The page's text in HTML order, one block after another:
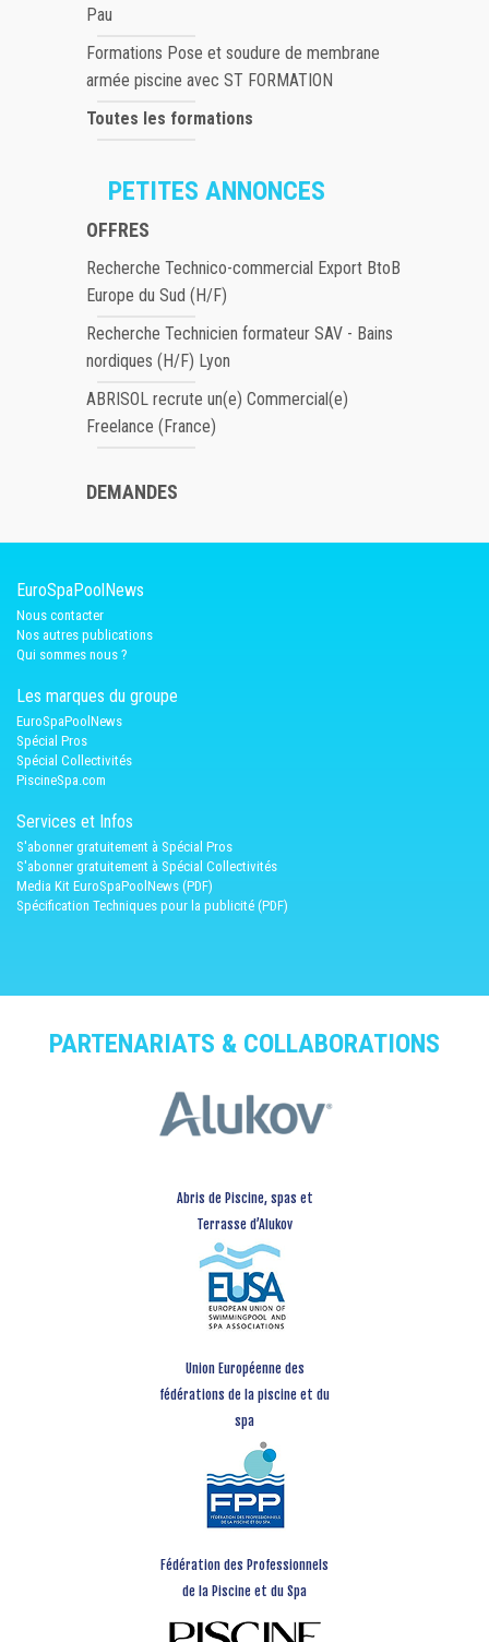
Pau
Formations Pose et soudure de membrane
armée piscine avec ST FORMATION
Toutes les formations
PETITES ANNONCES
OFFRES
Recherche Technico-commercial Export BtoB
Europe du Sud (H/F)
Recherche Technicien formateur SAV - Bains
nordiques (H/F) Lyon
ABRISOL recrute un(e) Commercial(e)
Freelance (France)
DEMANDES
EuroSpaPoolNews
Nous contacter
Nos autres publications
Qui sommes nous ?
Les marques du groupe
EuroSpaPoolNews
Spécial Pros
Spécial Collectivités
PiscineSpa.com
Services et Infos
S'abonner gratuitement à Spécial Pros
S'abonner gratuitement à Spécial Collectivités
Media Kit EuroSpaPoolNews (PDF)
Spécification Techniques pour la publicité (PDF)
PARTENARIATS & COLLABORATIONS
Abris de Piscine, spas et
Terrasse d’Alukov
Union Européenne des
fédérations de la piscine et du
spa
Fédération des Professionnels
de la Piscine et du Spa